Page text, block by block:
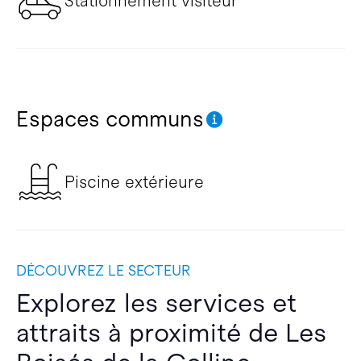
Espaces communs
Piscine extérieure
DÉCOUVREZ LE SECTEUR
Explorez les services et
attraits à proximité de Les